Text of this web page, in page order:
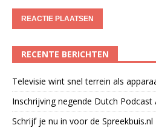
RECENTE BERICHTEN
Televisie wint snel terrein als
Inschrijving negende Dutch Podcast
Schrijf je nu in voor de